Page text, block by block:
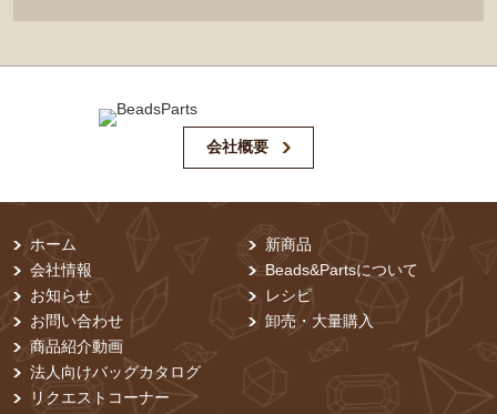
会社概要
ホーム
会社情報
お知らせ
お問い合わせ
商品紹介動画
法人向けバッグカタログ
リクエストコーナー
新商品
Beads&Partsについて
レシピ
卸売・⼤量購⼊